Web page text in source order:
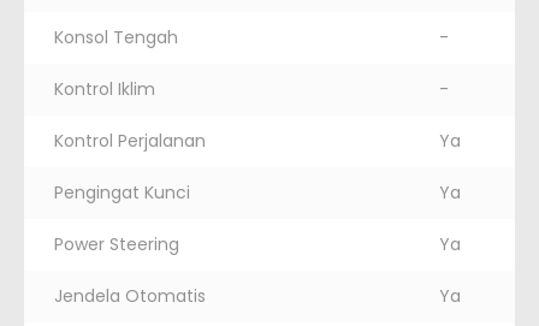
Konsol Tengah -
Kontrol Iklim -
Kontrol Perjalanan Ya
Pengingat Kunci Ya
Power Steering Ya
Jendela Otomatis Ya